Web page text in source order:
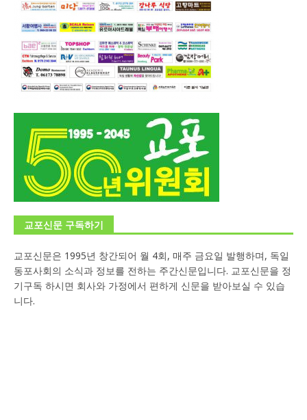
교포신문 구독하기
교포신문은 1995년 창간되어 월 4회, 매주 금요일 발행하며, 독일
동포사회의 소식과 정보를 전하는 주간신문입니다. 교포신문을 정
기구독 하시면 회사와 가정에서 편하게 신문을 받아보실 수 있습
니다.